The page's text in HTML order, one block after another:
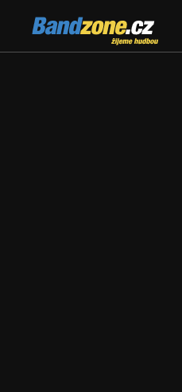
Bandzone.cz
žijeme hudbou